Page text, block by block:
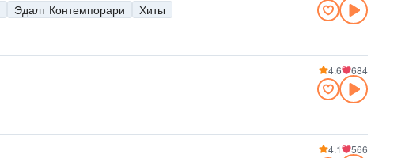
Эдалт Контемпорари
Хиты
4.6 684
4.1 566